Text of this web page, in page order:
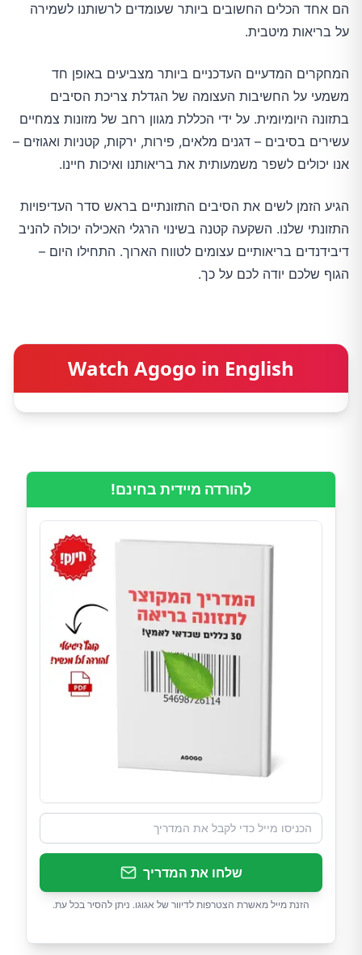
הם אחד הכלים החשובים ביותר שעומדים לרשותנו לשמירה
על בריאות מיטבית.
המחקרים המדעיים העדכניים ביותר מצביעים באופן חד
משמעי על החשיבות העצומה של הגדלת צריכת הסיבים
בתזונה היומיומית. על ידי הכללת מגוון רחב של מזונות צמחיים
עשירים בסיבים – דגנים מלאים, פירות, ירקות, קטניות ואגוזים –
אנו יכולים לשפר משמעותית את בריאותנו ואיכות חיינו.
הגיע הזמן לשים את הסיבים התזונתיים בראש סדר העדיפויות
התזונתי שלנו. השקעה קטנה בשינוי הרגלי האכילה יכולה להניב
דיבידנדים בריאותיים עצומים לטווח הארוך. התחילו היום –
הגוף שלכם יודה לכם על כך.
Watch Agogo in English
להורדה מיידית בחינם!
שלחו את המדריך
הזנת מייל מאשרת הצטרפות לדיוור של אגוגו. ניתן להסיר בכל עת.